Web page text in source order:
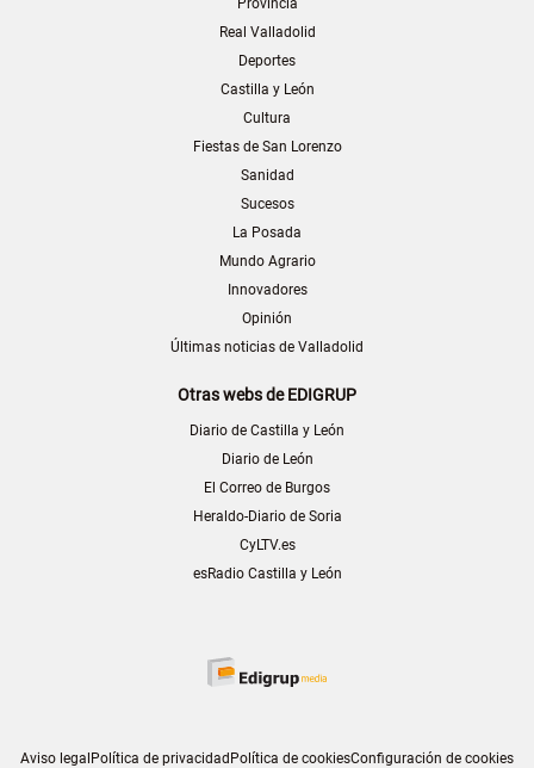
Real Valladolid
Deportes
Castilla y León
Cultura
Fiestas de San Lorenzo
Sanidad
Sucesos
La Posada
Mundo Agrario
Innovadores
Opinión
Últimas noticias de Valladolid
Otras webs de EDIGRUP
Diario de Castilla y León
Diario de León
El Correo de Burgos
Heraldo-Diario de Soria
CyLTV.es
esRadio Castilla y León
Aviso legal Política de privacidad Política de cookiesConfiguración de cookies